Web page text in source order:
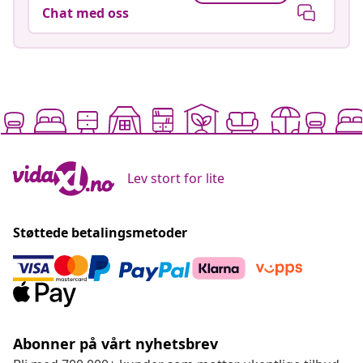
Chat med oss
Lev stort for lite
Støttede betalingsmetoder
Abonner på vårt nyhetsbrev